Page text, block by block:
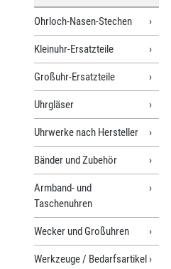
Ohrloch-Nasen-Stechen
Kleinuhr-Ersatzteile
Großuhr-Ersatzteile
Uhrgläser
Uhrwerke nach Hersteller
Bänder und Zubehör
Armband- und
Taschenuhren
Wecker und Großuhren
Werkzeuge / Bedarfsartikel